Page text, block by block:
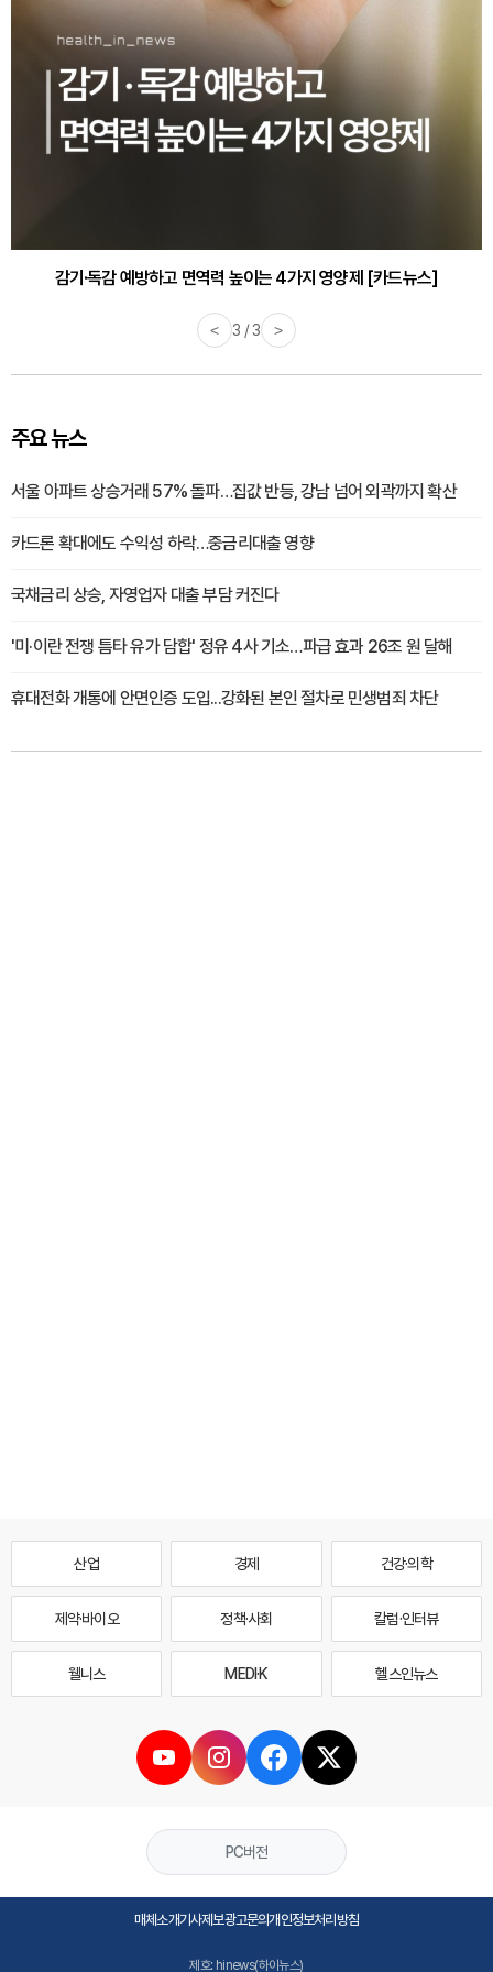
감기·독감 예방하고 면역력 높이는 4가지 영양제 [카드뉴스]
< 3 / 3 >
주요 뉴스
서울 아파트 상승거래 57% 돌파…집값 반등, 강남 넘어 외곽까지 확산
카드론 확대에도 수익성 하락…중금리대출 영향
국채금리 상승, 자영업자 대출 부담 커진다
'미·이란 전쟁 틈타 유가 담합' 정유 4사 기소…파급 효과 26조 원 달해
휴대전화 개통에 안면인증 도입...강화된 본인 절차로 민생범죄 차단
산업 경제 건강·의학
제약·바이오 정책·사회 칼럼·인터뷰
웰니스 MEDI·K 헬스인뉴스
PC버전
매체소개기사제보광고문의개인정보처리방침
제호: hinews(하이뉴스)